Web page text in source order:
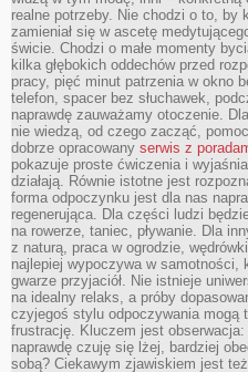
realne potrzeby. Nie chodzi o to, by
zamieniał się w ascetę
świcie. Chodzi o małe momenty
kilka głębokich oddechów przed
pracy, pięć minut patrzenia w okno
telefon, spacer bez słuchawek,
naprawdę zauważamy otoczenie.
nie wiedzą, od czego zacząć,
dobrze opracowany serwis z
pokazuje proste ćwiczenia i
działają. Równie istotne jest
forma odpoczynku jest dla nas
regenerująca. Dla części ludzi
na rowerze, taniec, pływanie. Dla
z naturą, praca w ogrodzie,
najlepiej wypoczywa w samotności,
gwarze przyjaciół. Nie istnieje
na idealny relaks, a próby
czyjegoś stylu odpoczywania mogą
frustrację. Kluczem jest
naprawdę czuję się lżej, bardziej
sobą? Ciekawym zjawiskiem jest